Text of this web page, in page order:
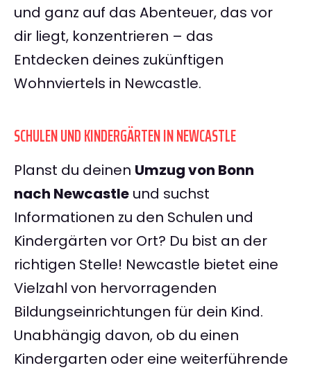
und ganz auf das Abenteuer, das vor
dir liegt, konzentrieren – das
Entdecken deines zukünftigen
Wohnviertels in Newcastle.
SCHULEN UND KINDERGÄRTEN IN NEWCASTLE
Planst du deinen Umzug von Bonn
nach Newcastle und suchst
Informationen zu den Schulen und
Kindergärten vor Ort? Du bist an der
richtigen Stelle! Newcastle bietet eine
Vielzahl von hervorragenden
Bildungseinrichtungen für dein Kind.
Unabhängig davon, ob du einen
Kindergarten oder eine weiterführende